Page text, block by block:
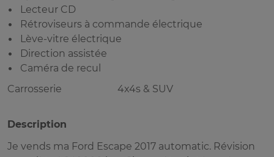
Lecteur CD
Rétroviseurs à commande électrique
Lève-vitre électrique
Direction assistée
Caméra de recul
Carrosserie
4x4s & SUV
Description
Je vends ma Ford Escape 2017 automatic. Révision